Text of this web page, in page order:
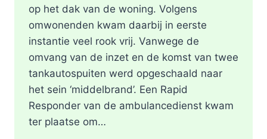
op het dak van de woning. Volgens
omwonenden kwam daarbij in eerste
instantie veel rook vrij. Vanwege de
omvang van de inzet en de komst van twee
tankautospuiten werd opgeschaald naar
het sein ‘middelbrand’. Een Rapid
Responder van de ambulancedienst kwam
ter plaatse om…